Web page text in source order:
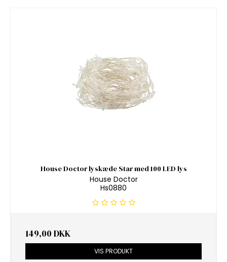
House Doctor lyskæde Star med 100 LED lys
House Doctor
Hs0880
149,00 DKK
VIS PRODUKT